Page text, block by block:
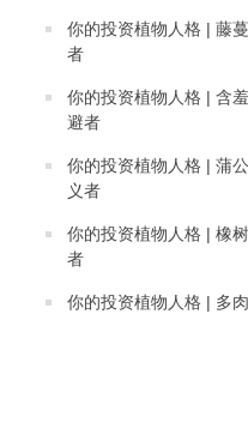
你的投资植物人格 | 藤
者
你的投资植物人格 | 含
避者
你的投资植物人格 | 蒲
义者
你的投资植物人格 | 橡
者
你的投资植物人格 | 多